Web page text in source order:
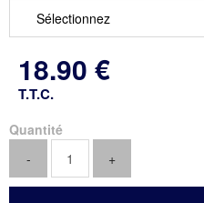
18.90 €
T.T.C.
Quantité